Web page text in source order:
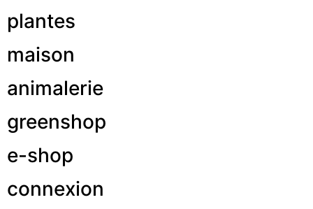
plantes
maison
animalerie
greenshop
e-shop
connexion